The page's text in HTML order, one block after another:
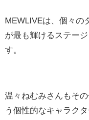
MEWLIVEは、個々の
が最も輝けるステー
す。
温々ねむみさんもそ
う個性的なキャラク